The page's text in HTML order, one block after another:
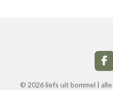
F
a
c
© 2026 liefs uit bommel |